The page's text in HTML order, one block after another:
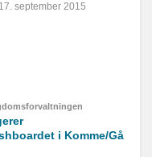
17. september 2015
i Komme/Gå